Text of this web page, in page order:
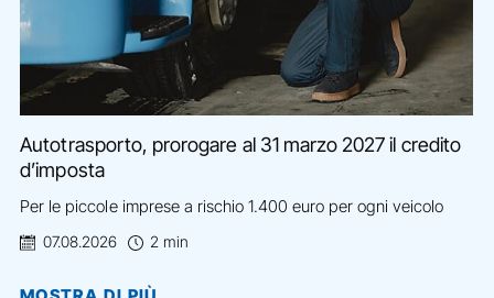
Autotrasporto, prorogare al 31 marzo 2027 il credito
d’imposta
Per le piccole imprese a rischio 1.400 euro per ogni veicolo
07.08.2026 2 min